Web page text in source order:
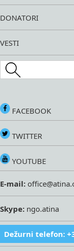
DONATORI
VESTI
Search this site
FACEBOOK
TWITTER
YOUTUBE
E-mail:
Skype: ngo.atina
Dežurni telefon: